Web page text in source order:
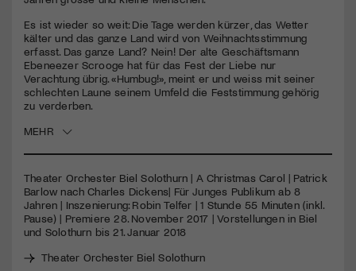
Es ist wieder so weit: Die Tage werden kürzer, das Wetter
kälter und das ganze Land wird von Weihnachtsstimmung
erfasst. Das ganze Land? Nein! Der alte Geschäftsmann
Ebeneezer Scrooge hat für das Fest der Liebe nur
Verachtung übrig. «Humbug!», meint er und weiss mit seiner
schlechten Laune seinem Umfeld die Feststimmung gehörig
zu verderben.
MEHR
Theater Orchester Biel Solothurn | A Christmas Carol | Patrick
Barlow nach Charles Dickens| Für Junges Publikum ab 8
Jahren | Inszenierung: Robin Telfer | 1 Stunde 55 Minuten (inkl.
Pause) | Premiere 28. November 2017 | Vorstellungen in Biel
und Solothurn bis 21. Januar 2018
Theater Orchester Biel Solothurn
Jetzt Mitglied werden